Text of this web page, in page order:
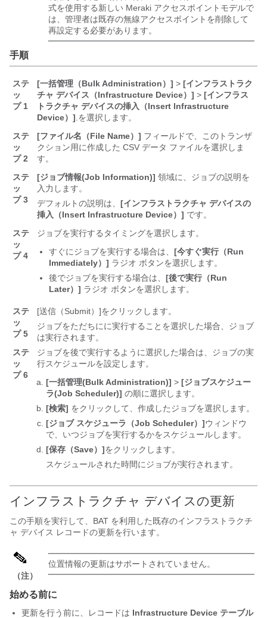
式を使用する新しい Meraki アクセスポイントモデルで
は、管理者は既存の無線アクセスポイントを削除して
再設定する必要があります。
手順
ステ
ッ
プ 1
[一括管理（Bulk Administration）] > [インフラストラク
チャ デバイス（Infrastructure Device）] > [インフラス
トラクチャ デバイスの挿入（Insert Infrastructure
Device）] .を選択します。
ステ
ッ
プ 2
[ファイル名（File Name）] フィールドで、このトランザ
クション用に作成した CSV データ ファイルを選択しま
す。
ステ
ッ
プ 3
[ジョブ情報(Job Information)] 領域に、ジョブの説明を
入力します。
デフォルトの説明は、 [インフラストラクチャ デバイスの
挿入（Insert Infrastructure Device）] です。
ステ
ッ
プ 4
ジョブを実行するタイミングを選択します。
すぐにジョブを実行する場合は、 [今すぐ実行（Run
Immediately）] ラジオ ボタンを選択します。
後でジョブを実行する場合は、 [後で実行（Run
Later）] ラジオ ボタンを選択します。
ステ
ッ
プ 5
[送信（Submit）]をクリックします。
ジョブをただちにに実行することを選択した場合、ジョブ
は実行されます。
ステ
ッ
プ 6
ジョブを後で実行するように選択した場合は、ジョブの実
行スケジュールを設定します。
[一括管理(Bulk Administration)] > [ジョブスケジュー
ラ(Job Scheduler)] の順に選択します。
[検索] をクリックして、作成したジョブを選択します。
[ジョブ スケジューラ（Job Scheduler）]ウィンドウ
で、いつジョブを実行するかをスケジュールします。
[保存（Save）]をクリックします。
スケジュールされた時間にジョブが実行されます。
インフラストラクチャ デバイスの更新
この手順を実行して、BAT を利用した既存のインフラストラクチ
ャ デバイス レコードの更新を行います。
（注）
位置情報の更新はサポートされていません。
始める前に
更新を行う前に、レコードは Infrastructure Device テーブル